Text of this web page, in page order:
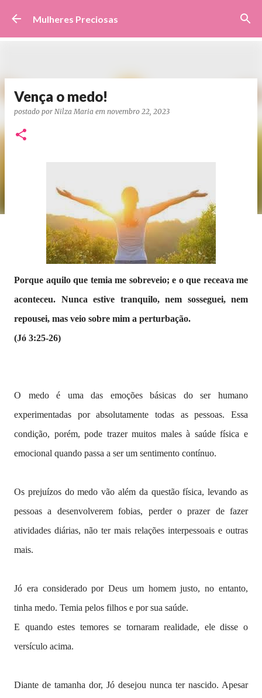
Pular para o conteúdo principal
Mulheres Preciosas
Vença o medo!
postado por Nilza Maria em novembro 22, 2023
Porque aquilo que temia me sobreveio; e o que receava me
aconteceu. Nunca estive tranquilo, nem sosseguei, nem
repousei, mas veio sobre mim a perturbação.
(Jó 3:25-26)
O medo é uma das emoções básicas do ser humano
experimentadas por absolutamente todas as pessoas. Essa
condição, porém, pode trazer muitos males à saúde física e
emocional quando passa a ser um sentimento contínuo.
Os prejuízos do medo vão além da questão física, levando as
pessoas a desenvolverem fobias, perder o prazer de fazer
atividades diárias, não ter mais relações interpessoais e outras
mais.
Jó era considerado por Deus um homem justo, no entanto,
tinha medo. Temia pelos filhos e por sua saúde.
E quando estes temores se tornaram realidade, ele disse o
versículo acima.
Diante de tamanha dor, Jó desejou nunca ter nascido. Apesar